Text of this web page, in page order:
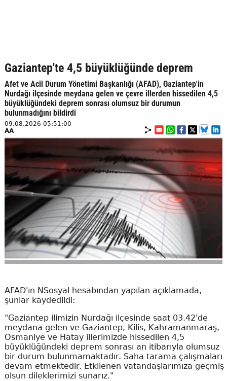
Gaziantep'te 4,5 büyüklüğünde deprem
Afet ve Acil Durum Yönetimi Başkanlığı (AFAD), Gaziantep'in
Nurdağı ilçesinde meydana gelen ve çevre illerden hissedilen 4,5
büyüklüğündeki deprem sonrası olumsuz bir durumun
bulunmadığını bildirdi
09.08.2026 05:51:00
AA
AFAD'ın NSosyal hesabından yapılan açıklamada,
şunlar kaydedildi:
"Gaziantep ilimizin Nurdağı ilçesinde saat 03.42'de
meydana gelen ve Gaziantep, Kilis, Kahramanmaraş,
Osmaniye ve Hatay illerimizde hissedilen 4,5
büyüklüğündeki deprem sonrası an itibarıyla olumsuz
bir durum bulunmamaktadır. Saha tarama çalışmaları
devam etmektedir. Etkilenen vatandaşlarımıza geçmiş
olsun dileklerimizi sunarız."